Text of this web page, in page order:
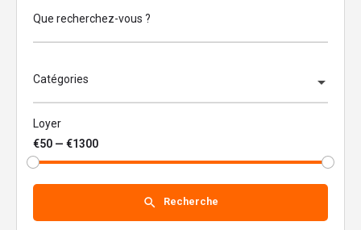
Que recherchez-vous ?
Catégories
Loyer
€50 — €1300
Recherche